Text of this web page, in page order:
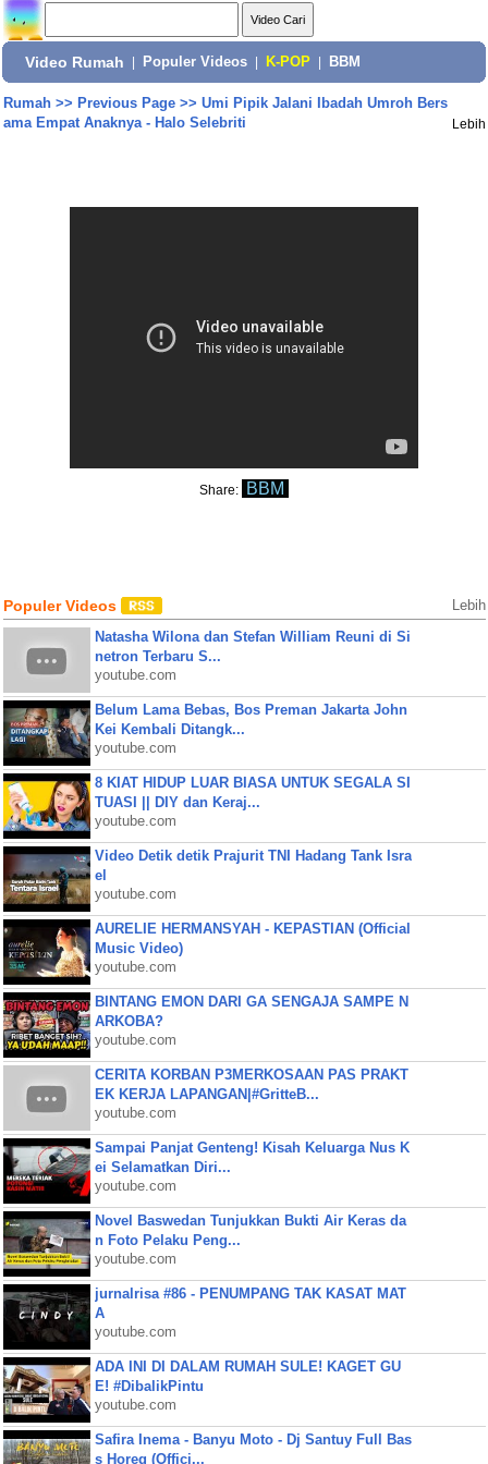
Video Rumah Populer Videos K-POP BBM
Rumah>> Previous Page>> Umi Pipik Jalani Ibadah Umroh Bers
ama Empat Anaknya - Halo Selebriti
Lebih
Share: BBM
Populer Videos Lebih
Natasha Wilona dan Stefan William Reuni di Si
netron Terbaru S...
youtube.com
Belum Lama Bebas, Bos Preman Jakarta John
Kei Kembali Ditangk...
youtube.com
8 KIAT HIDUP LUAR BIASA UNTUK SEGALA SI
TUASI || DIY dan Keraj...
youtube.com
Video Detik detik Prajurit TNI Hadang Tank Isra
el
youtube.com
AURELIE HERMANSYAH - KEPASTIAN (Official
Music Video)
youtube.com
BINTANG EMON DARI GA SENGAJA SAMPE N
ARKOBA?
youtube.com
CERITA KORBAN P3MERKOSAAN PAS PRAKT
EK KERJA LAPANGAN|#GritteB...
youtube.com
Sampai Panjat Genteng! Kisah Keluarga Nus K
ei Selamatkan Diri...
youtube.com
Novel Baswedan Tunjukkan Bukti Air Keras da
n Foto Pelaku Peng...
youtube.com
jurnalrisa #86 - PENUMPANG TAK KASAT MAT
A
youtube.com
ADA INI DI DALAM RUMAH SULE! KAGET GU
E! #DibalikPintu
youtube.com
Safira Inema - Banyu Moto - Dj Santuy Full Bas
s Horeg (Offici...